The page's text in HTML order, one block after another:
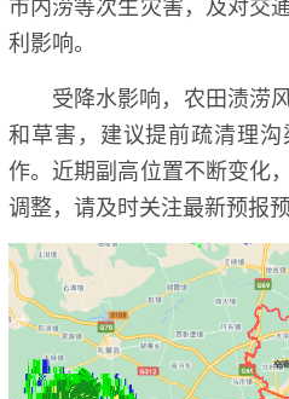
利影响。
受降水影响，农田渍涝
和草害，建议提前疏清理
作。近期副高位置不断变化
调整，请及时关注最新预报预